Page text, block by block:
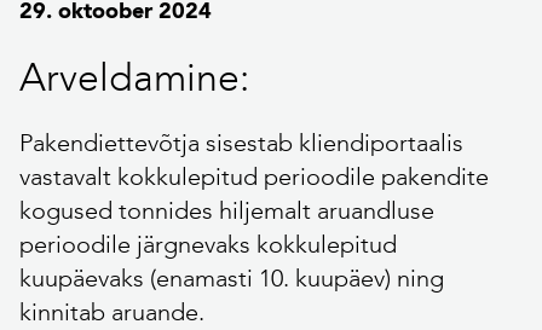
29. oktoober 2024
Arveldamine:
Pakendiettevõtja sisestab kliendiportaalis
vastavalt kokkulepitud perioodile pakendite
kogused tonnides hiljemalt aruandluse
perioodile järgnevaks kokkulepitud
kuupäevaks (enamasti 10. kuupäev) ning
kinnitab aruande.